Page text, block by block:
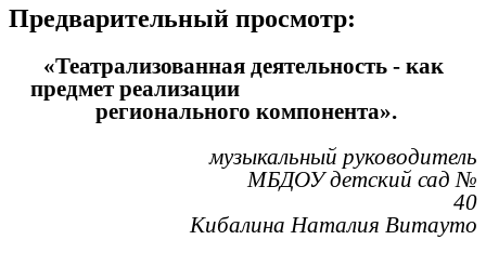
Предварительный просмотр:
«Театрализованная деятельность - как
предмет реализации
регионального компонента».
музыкальный руководитель
МБДОУ детский сад №
40
Кибалина Наталия Витауто